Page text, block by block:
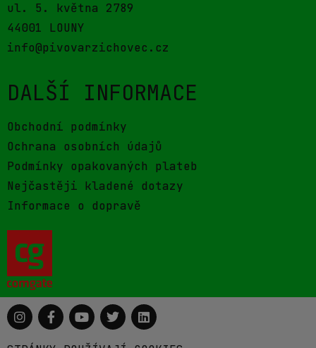
ul. 5. května 2789
44001 LOUNY
info@pivovarzichovec.cz
DALŠÍ INFORMACE
Obchodní podmínky
Ochrana osobních údajů
Podmínky opakovaných plateb
Nejčastěji kladené dotazy
Informace o dopravě